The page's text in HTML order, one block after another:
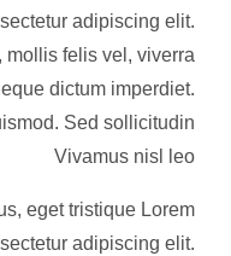
adipiscing elit.
mollis felis vel, viverra
dictum imperdiet.
Sed sollicitudin
Vivamus nisl leo
eget tristique Lorem
adipiscing elit.